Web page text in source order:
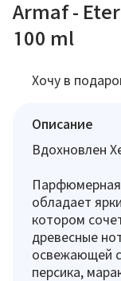
Armaf -
100 ml
Хочу в
Описание
Вдохновлен
Парфюмерная
обладает
котором
древесные
освежающей
персика,